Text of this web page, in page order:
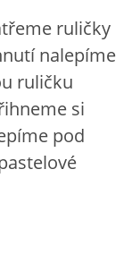
ruličky
nalepíme
ruličku
si
pod